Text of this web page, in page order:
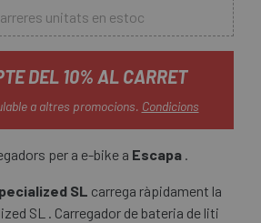
unitats en estoc
DEL 10% AL CARRET
a altres promocions. Condicions
per a e-bike a Escapa .
SL carrega ràpidament la
SL . Carregador de bateria de liti